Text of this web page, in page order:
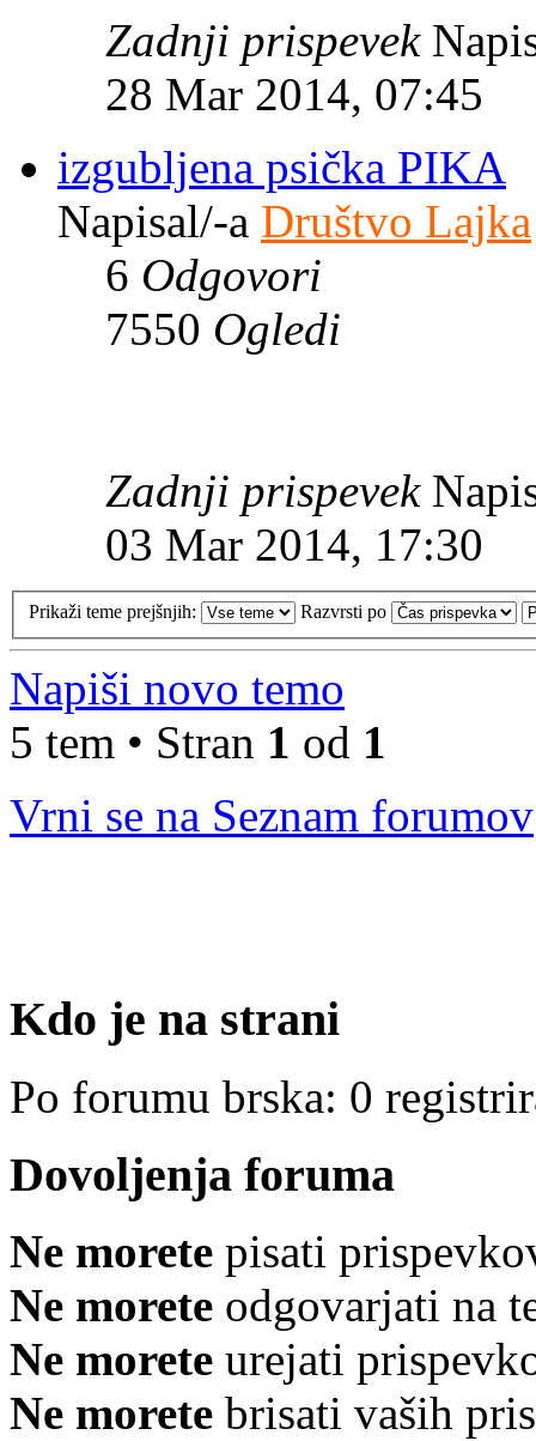
Zadnji prispevek
28 Mar 2014, 07:45
izgubljena psička PIKA
Napisal/-a Društvo Lajka
6 Odgovori
7550 Ogledi
Zadnji prispevek
03 Mar 2014, 17:30
Prikaži teme prejšnjih: Razvrsti po
Napiši novo temo
5 tem • Stran 1 od 1
Vrni se na Seznam forumov
Kdo je na strani
Po forumu brska: 0
Dovoljenja foruma
Ne morete pisati
Ne morete odgovarjati na
Ne morete urejati
Ne morete brisati vaših